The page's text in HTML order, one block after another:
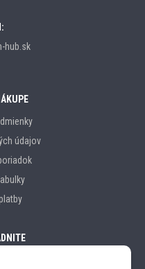
hub.sk
údajov